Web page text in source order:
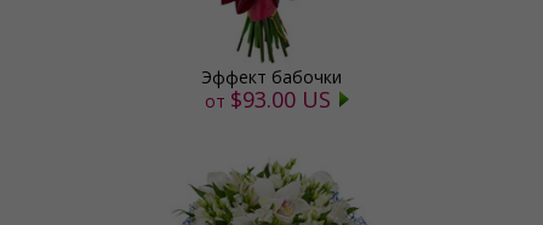
Эффект бабочки
от $93.00 US